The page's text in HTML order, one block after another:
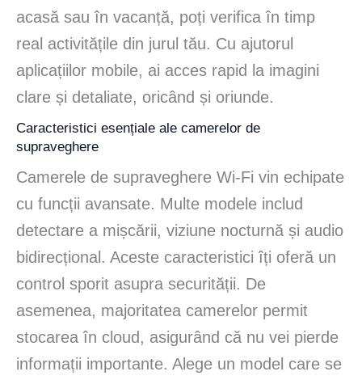
acasă sau în vacanță, poți verifica în timp
real activitățile din jurul tău. Cu ajutorul
aplicațiilor mobile, ai acces rapid la imagini
clare și detaliate, oricând și oriunde.
Caracteristici esențiale ale camerelor de
supraveghere
Camerele de supraveghere Wi-Fi vin echipate
cu funcții avansate. Multe modele includ
detectare a mișcării, viziune nocturnă și audio
bidirecțional. Aceste caracteristici îți oferă un
control sporit asupra securității. De
asemenea, majoritatea camerelor permit
stocarea în cloud, asigurând că nu vei pierde
informații importante. Alege un model care se